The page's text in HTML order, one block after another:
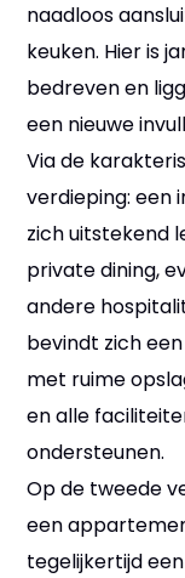
naadloos
keuken. Hier is
bedreven en
een nieuwe
Via de
verdieping: een
zich uitstekend
private dining,
andere
bevindt zich
met ruime
en alle
ondersteunen.
Op de tweede
een
tegelijkertijd